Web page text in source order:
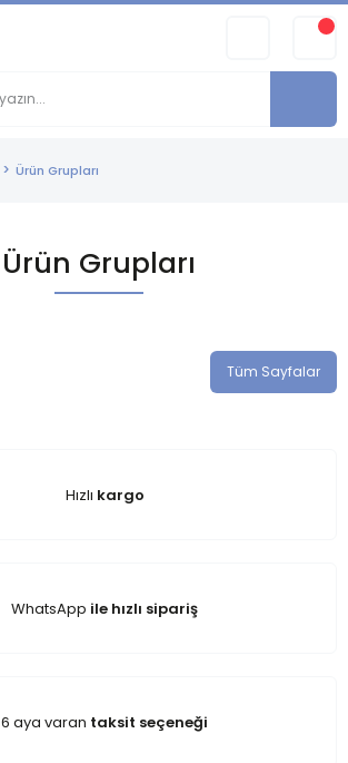
Ürün Grupları
Ürün Grupları
Tüm Sayfalar
Hızlı kargo
WhatsApp ile hızlı sipariş
6 aya varan taksit seçeneği